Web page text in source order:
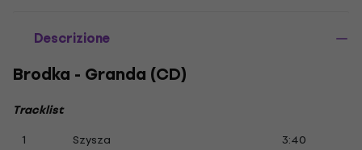
Descrizione
Brodka - Granda (CD)
Tracklist
1
Szysza
3:40